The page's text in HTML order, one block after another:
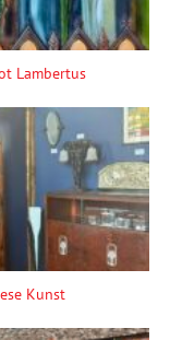
Lambertus
Kunst